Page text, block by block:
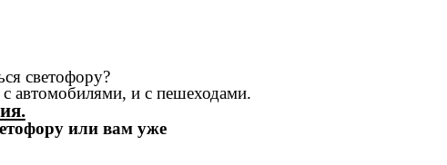
светофору?
автомобилями, и с пешеходами.
или вам уже